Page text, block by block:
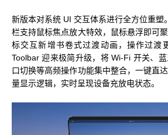
新版本对系统 UI 交互体系进行全方位重塑
栏支持鼠标焦点放大特效，鼠标悬浮即可
标交互新增书卷式过渡动画，操作过渡
Toolbar 迎来极简升级，将 Wi-Fi 开关、
口切换等高频操作功能集中整合，一键直
量显示逻辑，实时呈现设备充放电状态。